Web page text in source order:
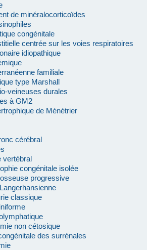
de minéralocorticoïdes
congénitale
centrée sur les voies respiratoires
idiopathique
familiale
type Marshall
veineuses durales
à GM2
de Ménétrier
cérébral
vertébral
congénitale isolée
progressive
classique
non cétosique
des surrénales